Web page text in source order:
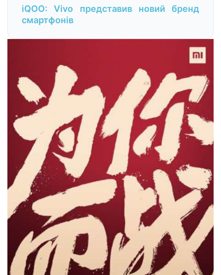
iQOO: Vivo представив новий бренд
смартфонів